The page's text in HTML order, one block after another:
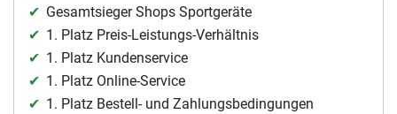
Gesamtsieger Shops Sportgeräte
1. Platz Preis-Leistungs-Verhältnis
1. Platz Kundenservice
1. Platz Online-Service
1. Platz Bestell- und Zahlungsbedingungen